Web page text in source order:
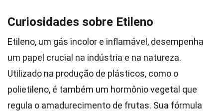
Curiosidades sobre Etileno
Etileno, um gás incolor e inflamável, desempenha
um papel crucial na indústria e na natureza.
Utilizado na produção de plásticos, como o
polietileno, é também um hormônio vegetal que
regula o amadurecimento de frutas. Sua fórmula